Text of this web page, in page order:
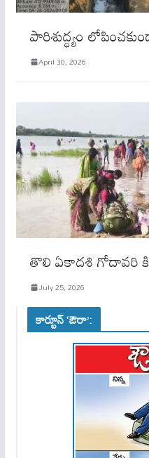
పారిశుద్ధ్యం
April 30, 2026
తొలి ఏకాదశి గోదావరి కి
July 25, 2026
కార్టూన్ ‘ఔరా’: